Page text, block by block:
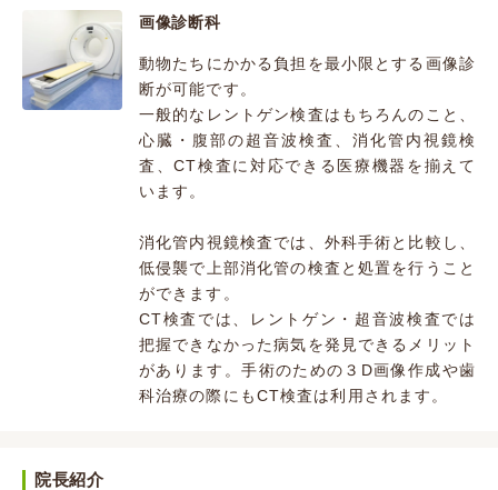
画像診断科
動物たちにかかる負担を最小限とする画像診
断が可能です。
一般的なレントゲン検査はもちろんのこと、
心臓・腹部の超音波検査、消化管内視鏡検
査、CT検査に対応できる医療機器を揃えて
います。
消化管内視鏡検査では、外科手術と比較し、
低侵襲で上部消化管の検査と処置を行うこと
ができます。
CT検査では、レントゲン・超音波検査では
把握できなかった病気を発見できるメリット
があります。手術のための３D画像作成や歯
科治療の際にもCT検査は利用されます。
院長紹介